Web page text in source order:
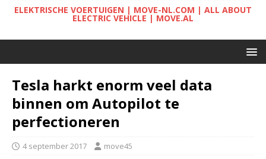
ELEKTRISCHE VOERTUIGEN | MOVE-NL.COM | ALL ABOUT
ELECTRIC VEHICLE | MOVE.AL
Tesla harkt enorm veel data
binnen om Autopilot te
perfectioneren
4 september 2017 move45